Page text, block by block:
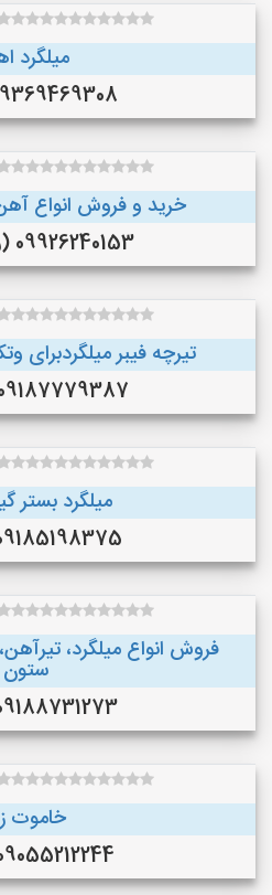
میلگرد
09369469308
خرید و فروش انواع
09926240153 (رفسنجان )
تیرچه فیبر میلگردبرای
09187779387
میلگرد بستر
09185198375
فروش انواع میلگرد،
ستون
09188731273
خاموت
09055212244